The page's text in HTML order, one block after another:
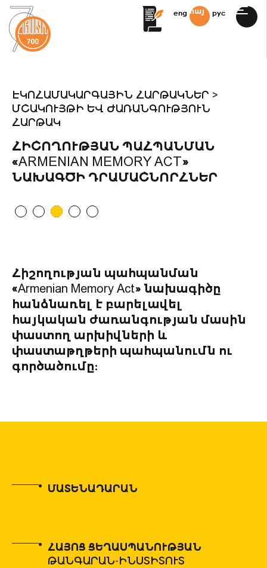
հայ
eng рус
ԷԿՈՀԱՄԱԿԱՐԳԱՅԻՆ ՀԱՐԹԱԿՆԵՐ >
ՄՇԱԿՈՒՅԹԻ ԵՎ ԺԱՌԱՆԳՈՒԹՅՈՒՆ
ՀԱՐԹԱԿ
ՀԻՇՈՂՈՒԹՅԱՆ ՊԱՀՊԱՆՄԱՆ
«ARMENIAN MEMORY ACT»
ՆԱԽԱԳԾԻ ԴՐԱՄԱՇՆՈՐՀՆԵՐ
Հիշողության պահպանման
«Armenian Memory Act» նախագիծը
հանձնառել է բարելավել
հայկական ժառանգության մասին
փաստող արխիվների և
փաստաթղթերի պահպանումն ու
գործածումը:
ՄԱՏԵՆԱԴԱՐԱՆ
ՀԱՅՈՑ ՑԵՂԱՍՊԱՆՈՒԹՅԱՆ
ԹԱՆԳԱՐԱՆ-ԻՆՍՏԻՏՈՒՏ